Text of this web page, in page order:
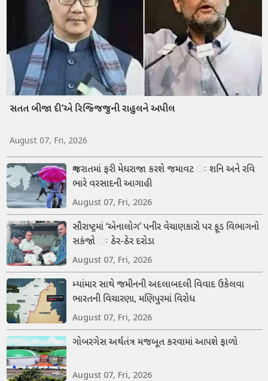
સતત બીજા દી’એ રિજ્જિજુની રાહુલને અપીલ
August 07, Fri, 2026
ગુજરાતમાં ફરી મેઘરાજા કરશે જમાવટ ઃ શનિ અને રવિ
ભારે વરસાદની આગાહી
August 07, Fri, 2026
સૌરાષ્ટ્રમાં ‘એનાલોગ’ પનીર વેચાણકારો પર ફૂડ વિભાગનો
સકંજો ઃ ઠેર-ઠેર દરોડા
August 07, Fri, 2026
મ્યાંમાર સાથે જમીનની અદલાબદલી વિવાદ ઉકેલવા
ભારતની વિચારણા, મણિપુરમાં વિરોધ
August 07, Fri, 2026
ગોબરગેસ અર્થતંત્ર મજબૂત કરવામાં આપશે ફાળો
August 07, Fri, 2026